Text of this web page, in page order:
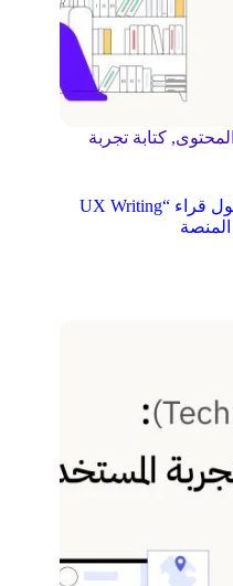
, كتابة تجربة
حصاد الإبداع لعام 2025 | رحلة في عقول قراء “UX Writing
المنصة